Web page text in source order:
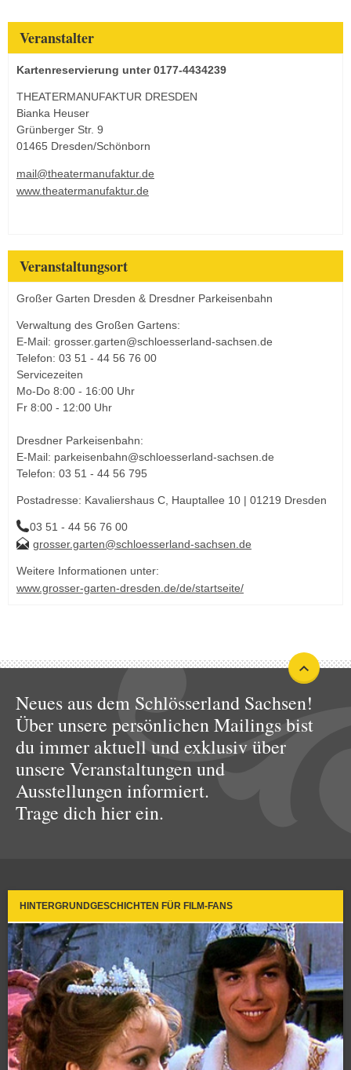
Veranstalter
Kartenreservierung unter 0177-4434239
THEATERMANUFAKTUR DRESDEN
Bianka Heuser
Grünberger Str. 9
01465 Dresden/Schönborn
mail@theatermanufaktur.de
www.theatermanufaktur.de
Veranstaltungsort
Großer Garten Dresden & Dresdner Parkeisenbahn
Verwaltung des Großen Gartens:
E-Mail: grosser.garten@schloesserland-sachsen.de
Telefon: 03 51 - 44 56 76 00
Servicezeiten
Mo-Do 8:00 - 16:00 Uhr
Fr 8:00 - 12:00 Uhr
Dresdner Parkeisenbahn:
E-Mail: parkeisenbahn@schloesserland-sachsen.de
Telefon: 03 51 - 44 56 795
Postadresse: Kavaliershaus C, Hauptallee 10 | 01219 Dresden
03 51 - 44 56 76 00
grosser.garten@schloesserland-sachsen.de
Weitere Informationen unter:
www.grosser-garten-dresden.de/de/startseite/
Neues aus dem Schlösserland Sachsen!
Über unsere persönlichen Mailings bist
du immer aktuell und exklusiv über
unsere Veranstaltungen und
Ausstellungen informiert.
Trage dich hier ein.
HINTERGRUNDGESCHICHTEN FÜR FILM-FANS